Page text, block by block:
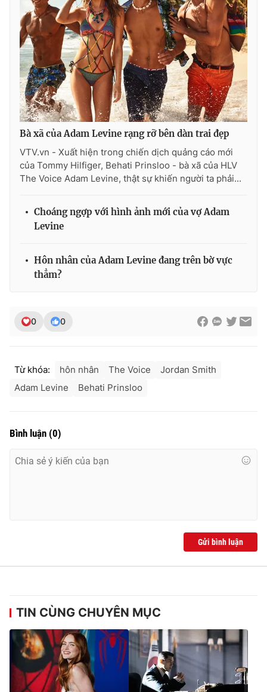
THỜI BÁO VTV
Theo dõi báo trên
Cơ quan chủ quản:Đài Truyền hình Việt Nam
Cơ quan báo chí:Thời báo VTV
Giấy phép hoạt động báo in và báo điện tử số 483/GP-BTTTT
Tổng Biên tập:Vũ Thanh Thủy
Phó Tổng Biên tập:
Tổng đài VTV:024.38 355 931 - 024.38 355 932
Ðiện thoại Thời báo VTV:
Bà xã của Adam Levine rạng rỡ bên dàn trai đẹp
VTV.vn - Xuất hiện trong chiến dịch quảng cáo mới
của Tommy Hilfiger, Behati Prinsloo - bà xã của HLV
The Voice Adam Levine, thật sự khiến người ta phải...
Choáng ngợp với hình ảnh mới của vợ Adam
Levine
Hôn nhân của Adam Levine đang trên bờ vực
thẳm?
0 0
Từ khóa: hôn nhân The Voice
Jordan Smith
Adam Levine
Behati Prinsloo
Bình luận (0)
Gửi bình luận
TIN CÙNG CHUYÊN MỤC